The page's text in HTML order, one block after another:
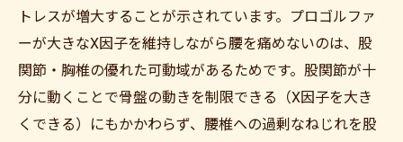
トレスが増大することが示されています。プロゴルファ
ーが大きなX因子を維持しながら腰を痛めないのは、股
関節・胸椎の優れた可動域があるためです。股関節が十
分に動くことで骨盤の動きを制限できる（X因子を大き
くできる）にもかかわらず、腰椎への過剰なねじれを股